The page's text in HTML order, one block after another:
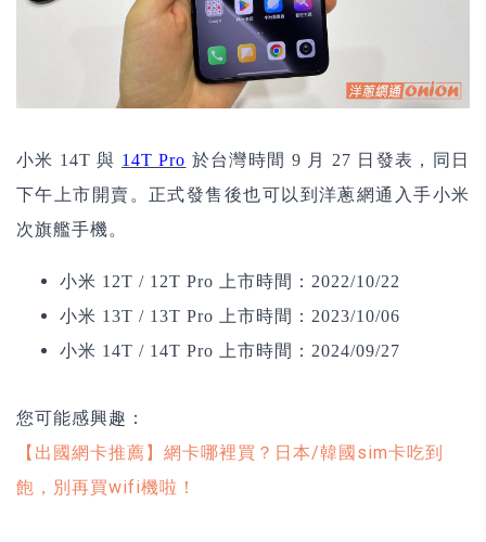
小米 14T 與 14T Pro 於台灣時間 9 月 27 日發表，同日
下午上市開賣。正式發售後也可以到洋蔥網通入手小米
次旗艦手機。
小米 12T / 12T Pro 上市時間：2022/10/22
小米 13T / 13T Pro 上市時間：2023/10/06
小米 14T / 14T Pro 上市時間：2024/09/27
您可能感興趣：
【出國網卡推薦】網卡哪裡買？日本/韓國sim卡吃到
飽，別再買wifi機啦！